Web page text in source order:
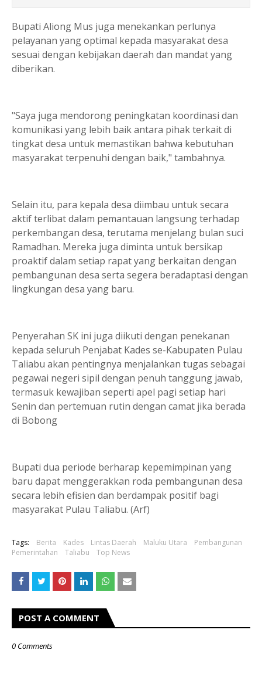
Bupati Aliong Mus juga menekankan perlunya
pelayanan yang optimal kepada masyarakat desa
sesuai dengan kebijakan daerah dan mandat yang
diberikan.
"Saya juga mendorong peningkatan koordinasi dan
komunikasi yang lebih baik antara pihak terkait di
tingkat desa untuk memastikan bahwa kebutuhan
masyarakat terpenuhi dengan baik," tambahnya.
Selain itu, para kepala desa diimbau untuk secara
aktif terlibat dalam pemantauan langsung terhadap
perkembangan desa, terutama menjelang bulan suci
Ramadhan. Mereka juga diminta untuk bersikap
proaktif dalam setiap rapat yang berkaitan dengan
pembangunan desa serta segera beradaptasi dengan
lingkungan desa yang baru.
Penyerahan SK ini juga diikuti dengan penekanan
kepada seluruh Penjabat Kades se-Kabupaten Pulau
Taliabu akan pentingnya menjalankan tugas sebagai
pegawai negeri sipil dengan penuh tanggung jawab,
termasuk kewajiban seperti apel pagi setiap hari
Senin dan pertemuan rutin dengan camat jika berada
di Bobong
Bupati dua periode berharap kepemimpinan yang
baru dapat menggerakkan roda pembangunan desa
secara lebih efisien dan berdampak positif bagi
masyarakat Pulau Taliabu. (Arf)
Tags: Berita Kades Lintas Daerah Maluku Utara
Pembangunan
Pemerintahan
Taliabu Top News
POST A COMMENT
0 Comments